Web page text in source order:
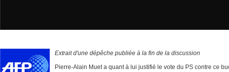
Extrait d'une dépêche publiée à la fin de la discussion
Pierre-Alain Muet a quant à lui justifié le vote du PS contre ce